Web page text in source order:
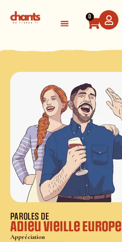
0
PAROLES DE
Adieu vieille Europe
Appréciation